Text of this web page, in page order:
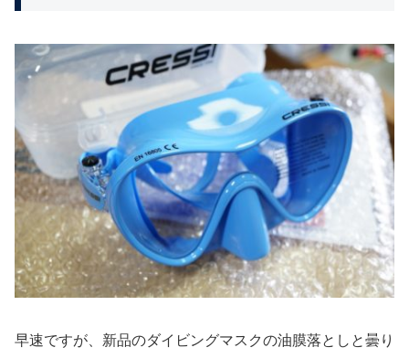
早速ですが、新品のダイビングマスクの油膜落としと曇り